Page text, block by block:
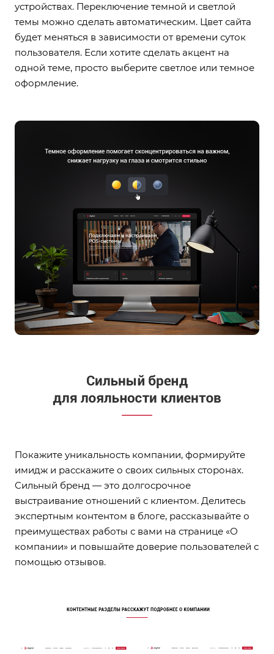
устройствах. Переключение темной и светлой
темы можно сделать автоматическим. Цвет сайта
будет меняться в зависимости от времени суток
пользователя. Если хотите сделать акцент на
одной теме, просто выберите светлое или темное
оформление.
Покажите уникальность компании, формируйте
имидж и расскажите о своих сильных сторонах.
Сильный бренд — это долгосрочное
выстраивание отношений с клиентом. Делитесь
экспертным контентом в блоге, рассказывайте о
преимуществах работы с вами на странице «О
компании» и повышайте доверие пользователей с
помощью отзывов.